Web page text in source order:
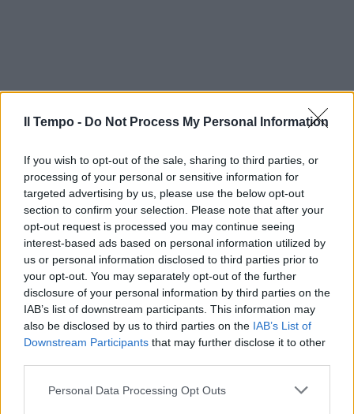
Il Tempo - Do Not Process My Personal Information
If you wish to opt-out of the sale, sharing to third parties, or
processing of your personal or sensitive information for
targeted advertising by us, please use the below opt-out
section to confirm your selection. Please note that after your
opt-out request is processed you may continue seeing
interest-based ads based on personal information utilized by
us or personal information disclosed to third parties prior to
your opt-out. You may separately opt-out of the further
disclosure of your personal information by third parties on the
IAB’s list of downstream participants. This information may
also be disclosed by us to third parties on the IAB’s List of
Downstream Participants that may further disclose it to other
Personal Data Processing Opt Outs